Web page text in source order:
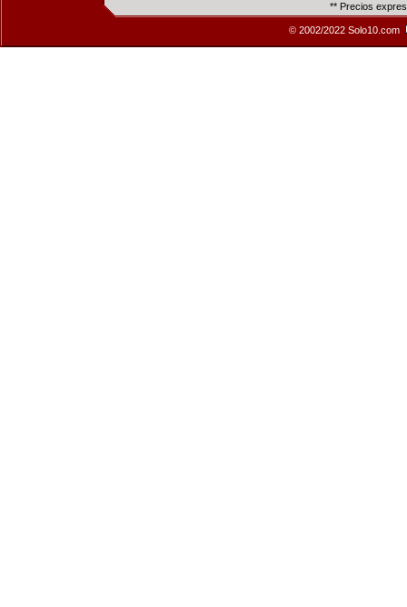
** Precios
© 2002/2022 Solo10.com